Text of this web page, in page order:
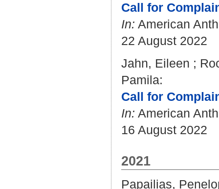
Call for
In: American
22 August 2022
Jahn, Eileen ;
Pamila:
Call for
In: American
16 August 2022
2021
Papailias,